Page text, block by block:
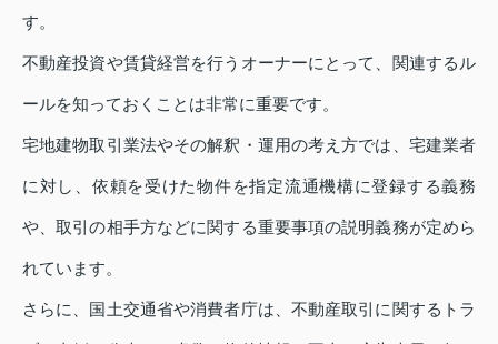
す。
不動産投資や賃貸経営を行うオーナーにとって、関連するル
ールを知っておくことは非常に重要です。
宅地建物取引業法やその解釈・運用の考え方では、宅建業者
に対し、依頼を受けた物件を指定流通機構に登録する義務
や、取引の相手方などに関する重要事項の説明義務が定めら
れています。
さらに、国土交通省や消費者庁は、不動産取引に関するトラ